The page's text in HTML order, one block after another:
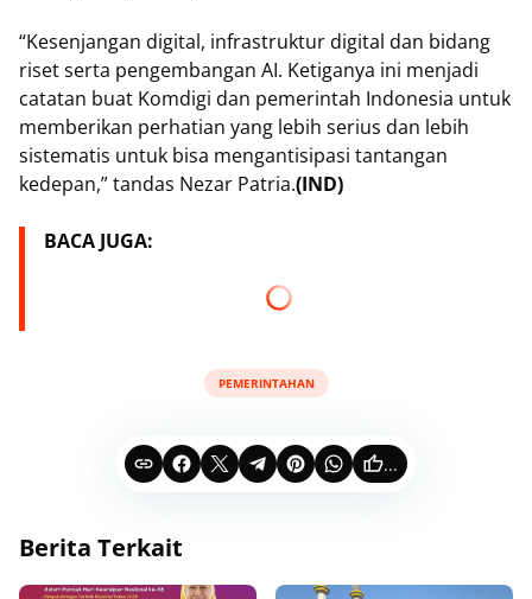
“Kesenjangan digital, infrastruktur digital dan bidang
riset serta pengembangan AI. Ketiganya ini menjadi
catatan buat Komdigi dan pemerintah Indonesia untuk
memberikan perhatian yang lebih serius dan lebih
sistematis untuk bisa mengantisipasi tantangan
kedepan,” tandas Nezar Patria.(IND)
BACA JUGA:
PEMERINTAHAN
...
Berita Terkait